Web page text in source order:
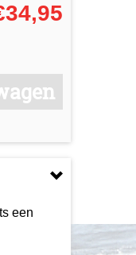
34,95
een